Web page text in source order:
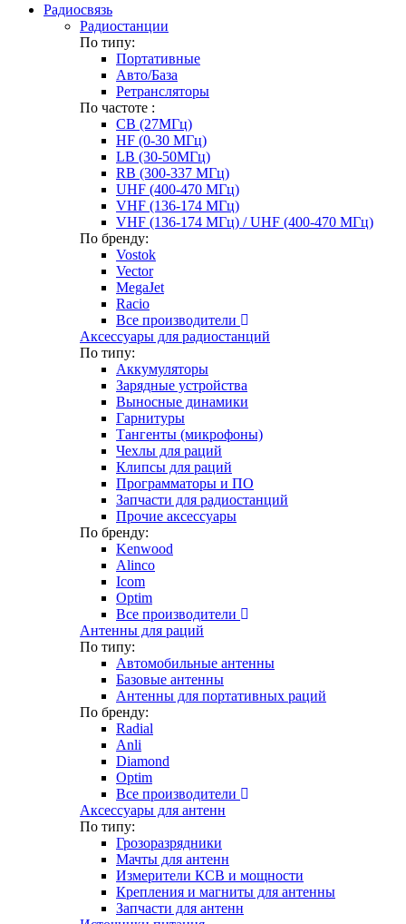
Радиосвязь
Радиостанции
По типу:
Портативные
Авто/База
Ретрансляторы
По частоте :
CB (27МГц)
HF (0-30 МГц)
LB (30-50МГц)
RB (300-337 МГц)
UHF (400-470 МГц)
VHF (136-174 МГц)
VHF (136-174 МГц) / UHF (400-470 МГц)
По бренду:
Vostok
Vector
MegaJet
Racio
Все производители
Аксессуары для радиостанций
По типу:
Аккумуляторы
Зарядные устройства
Выносные динамики
Гарнитуры
Тангенты (микрофоны)
Чехлы для раций
Клипсы для раций
Программаторы и ПО
Запчасти для радиостанций
Прочие аксессуары
По бренду:
Kenwood
Alinco
Icom
Optim
Все производители
Антенны для раций
По типу:
Автомобильные антенны
Базовые антенны
Антенны для портативных раций
По бренду:
Radial
Anli
Diamond
Optim
Все производители
Аксессуары для антенн
По типу:
Грозоразрядники
Мачты для антенн
Измерители КСВ и мощности
Крепления и магниты для антенны
Запчасти для антенн